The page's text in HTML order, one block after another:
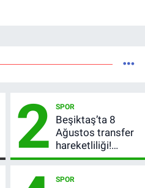
2 SPOR
Beşiktaş’ta 8
Ağustos transfer
hareketliliği!
Yönetim 5 bölge
bastı
SPOR